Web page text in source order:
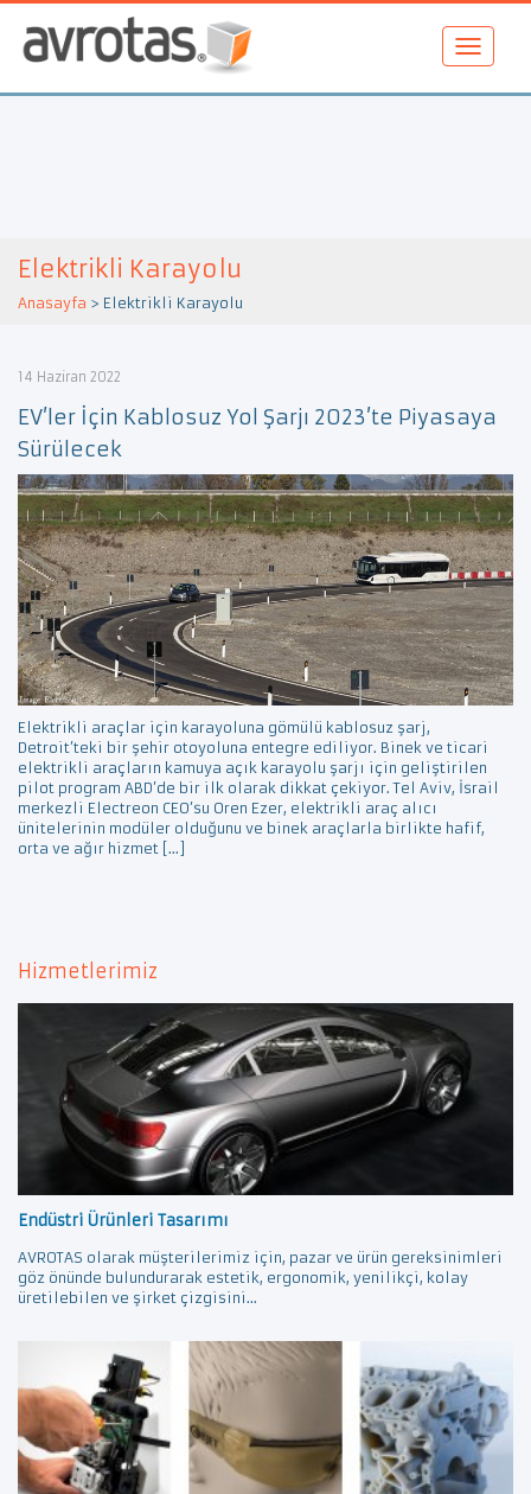
Elektrikli Karayolu
Anasayfa > Elektrikli Karayolu
14 Haziran 2022
EV’ler İçin Kablosuz Yol Şarjı 2023’te Piyasaya
Sürülecek
Elektrikli araçlar için karayoluna gömülü kablosuz şarj,
Detroit’teki bir şehir otoyoluna entegre ediliyor. Binek ve ticari
elektrikli araçların kamuya açık karayolu şarjı için geliştirilen
pilot program ABD’de bir ilk olarak dikkat çekiyor. Tel Aviv, İsrail
merkezli Electreon CEO’su Oren Ezer, elektrikli araç alıcı
ünitelerinin modüler olduğunu ve binek araçlarla birlikte hafif,
orta ve ağır hizmet […]
Hizmetlerimiz
Endüstri Ürünleri Tasarımı
AVROTAS olarak müşterilerimiz için, pazar ve ürün gereksinimleri
göz önünde bulundurarak estetik, ergonomik, yenilikçi, kolay
üretilebilen ve şirket çizgisini...